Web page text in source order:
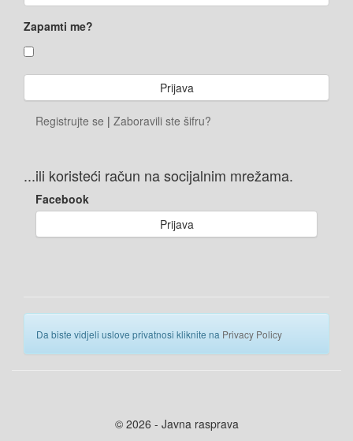
Zapamti me?
Registrujte se | Zaboravili ste šifru?
...ili koristeći račun na socijalnim mrežama.
Facebook
Prijava
Da biste vidjeli uslove privatnosi kliknite na Privacy Policy
© 2026 - Javna rasprava